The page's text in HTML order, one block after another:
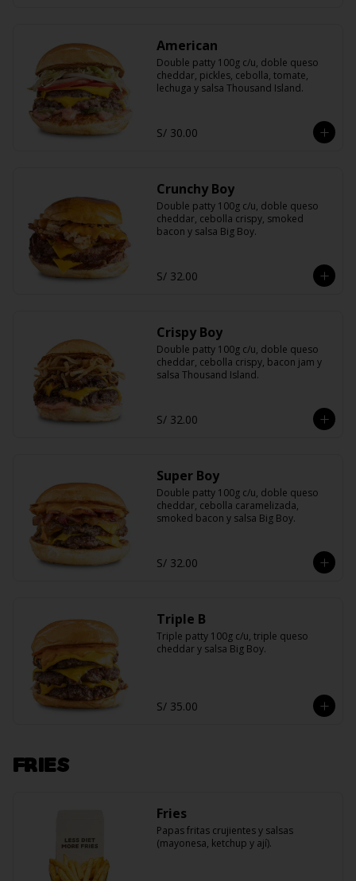
American
Double patty 100g c/u, doble queso
cheddar, pickles, cebolla, tomate,
lechuga y salsa Thousand Island.
S/ 30.00
Crunchy Boy
Double patty 100g c/u, doble queso
cheddar, cebolla crispy, smoked
bacon y salsa Big Boy.
S/ 32.00
Crispy Boy
Double patty 100g c/u, doble queso
cheddar, cebolla crispy, bacon jam y
salsa Thousand Island.
S/ 32.00
Super Boy
Double patty 100g c/u, doble queso
cheddar, cebolla caramelizada,
smoked bacon y salsa Big Boy.
S/ 32.00
Triple B
Triple patty 100g c/u, triple queso
cheddar y salsa Big Boy.
S/ 35.00
FRIES
Fries
Papas fritas crujientes y salsas
(mayonesa, ketchup y ají).